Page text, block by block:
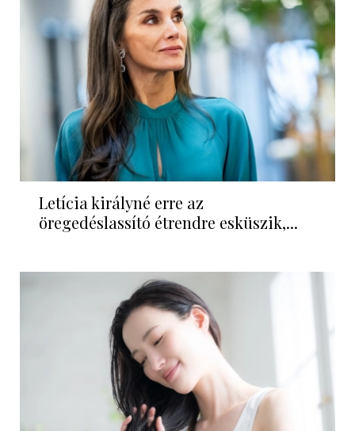
Letícia királyné erre az
öregedéslassító étrendre esküszik,...